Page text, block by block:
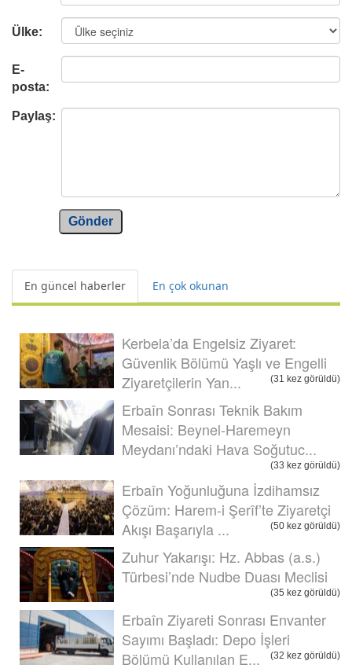
Ülke:
E-
posta:
Paylaş:
Gönder
En güncel haberler En çok okunan
Kerbela’da Engelsiz Ziyaret:
Güvenlik Bölümü Yaşlı ve Engelli
Ziyaretçilerin Yan...
(31 kez görüldü)
Erbaîn Sonrası Teknik Bakım
Mesaisi: Beynel-Haremeyn
Meydanı’ndaki Hava Soğutuc...
(33 kez görüldü)
Erbaîn Yoğunluğuna İzdihamsız
Çözüm: Harem-i Şerîf’te Ziyaretçi
Akışı Başarıyla ...
(50 kez görüldü)
Zuhur Yakarışı: Hz. Abbas (a.s.)
Türbesi’nde Nudbe Duası Meclisi
(35 kez görüldü)
Erbaîn Ziyareti Sonrası Envanter
Sayımı Başladı: Depo İşleri
Bölümü Kullanılan E...
(32 kez görüldü)